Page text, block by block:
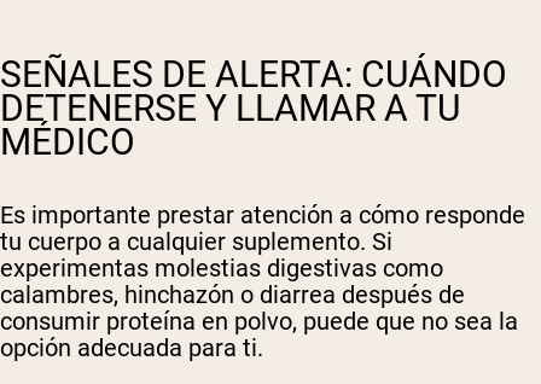
SEÑALES DE ALERTA: CUÁNDO
DETENERSE Y LLAMAR A TU
MÉDICO
Es importante prestar atención a cómo responde
tu cuerpo a cualquier suplemento. Si
experimentas molestias digestivas como
calambres, hinchazón o diarrea después de
consumir proteína en polvo, puede que no sea la
opción adecuada para ti.